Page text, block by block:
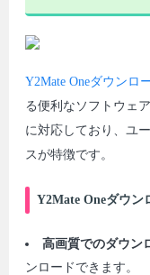
Y2Mate Oneダウンロ
る便利なソフトウェ
に対応しており、ユ
スが特徴です。
Y2Mate Oneダウン
高画質でのダウン
ンロードできます。